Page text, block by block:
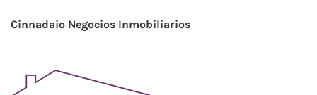
Cinnadaio Negocios Inmobiliarios